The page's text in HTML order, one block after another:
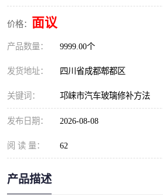
价格： 面议
产品数量： 9999.00个
发货地址： 四川省成都郫都区
关键词： 邛崃市汽车玻璃修补方法
发布日期： 2026-08-08
阅 读 量： 62
产品描述